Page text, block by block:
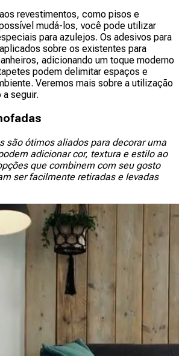
revestimentos, como pisos e
mudá-los, você pode utilizar
para azulejos. Os adesivos para
sobre os existentes para
adicionando um toque moderno
podem delimitar espaços e
Veremos mais sobre a utilização
seguir.
são ótimos aliados para decorar uma
adicionar cor, textura e estilo ao
que combinem com seu gosto
ser facilmente retiradas e levadas